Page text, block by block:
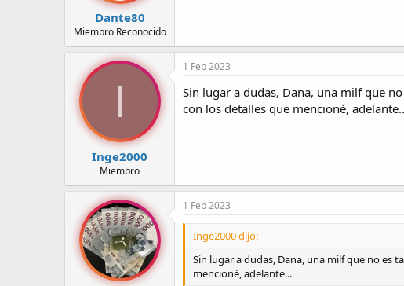
Dante80
Miembro Reconocido
I
Inge2000
Miembro
1 Feb 2023
Sin lugar a dudas, Dana, una milf que
con los detalles que mencioné,
1 Feb 2023
Inge2000 dijo:
Sin lugar a dudas, Dana, una milf que no es
mencioné, adelante...